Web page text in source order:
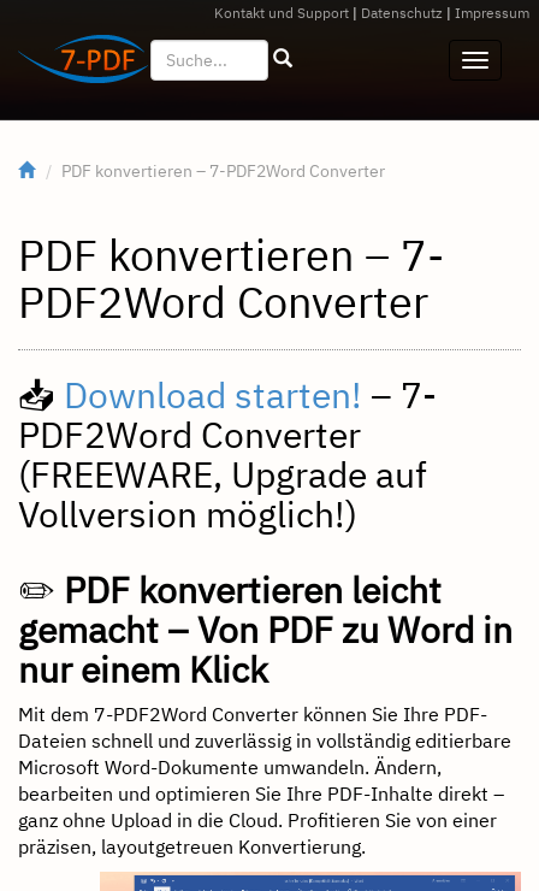
Kontakt und Support | Datenschutz | Impressum
PDF konvertieren – 7-PDF2Word Converter
PDF konvertieren – 7-
PDF2Word Converter
📥 Download starten! – 7-
PDF2Word Converter
(FREEWARE, Upgrade auf
Vollversion möglich!)
✏️ PDF konvertieren leicht
gemacht – Von PDF zu Word in
nur einem Klick
Mit dem 7-PDF2Word Converter können Sie Ihre PDF-
Dateien schnell und zuverlässig in vollständig editierbare
Microsoft Word-Dokumente umwandeln. Ändern,
bearbeiten und optimieren Sie Ihre PDF-Inhalte direkt –
ganz ohne Upload in die Cloud. Profitieren Sie von einer
präzisen, layoutgetreuen Konvertierung.